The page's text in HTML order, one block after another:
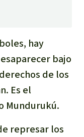
hay
bajo
de los
Es el
Mundurukú.
represar los